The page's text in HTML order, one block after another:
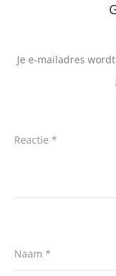
Je e-mailadres
Reactie *
Naam *